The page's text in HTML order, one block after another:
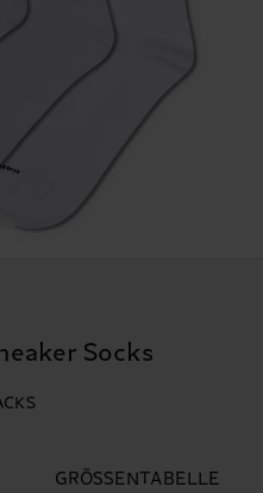
Socks
GRÖSSENTABELLE